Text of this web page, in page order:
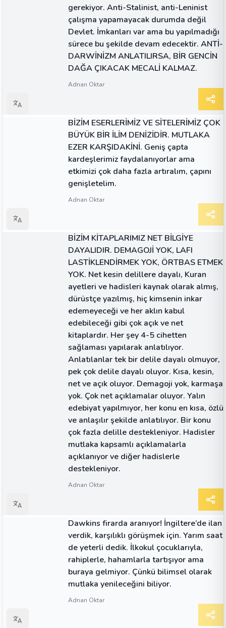
gerekiyor. Anti-Stalinist, anti-Leninist
çalışma yapamayacak durumda değil
Devlet. İmkanları var ama bu yapılmadığı
sürece bu şekilde devam edecektir. ANTİ-
DARWİNİZM ANLATILIRSA, BİR GENCİN
DAĞA ÇIKACAK MECALİ KALMAZ.
Adnan Oktar
BİZİM ESERLERİMİZ VE SİTELERİMİZ ÇOK
BÜYÜK BİR İLİM DENİZİDİR. MUTLAKA
EZER KARŞIDAKİNİ. Geniş çapta
kardeşlerimiz faydalanıyorlar ama
etkimizi çok daha fazla artıralım, çapını
genişletelim.
Adnan Oktar
BİZİM KİTAPLARIMIZ NET BİLGİYE
DAYALIDIR. DEMAGOJİ YOK, LAFI
LASTİKLENDİRMEK YOK, ÖRTBAS ETMEK
YOK. Net kesin delillere dayalı, Kuran
ayetleri ve hadisleri kaynak olarak almış,
dürüstçe yazılmış, hiç kimsenin inkar
edemeyeceği ve her aklın kabul
edebileceği gibi çok açık ve net
kitaplardır. Her şey 4-5 cihetten
sağlaması yapılarak anlatılıyor.
Anlatılanlar tek bir delile dayalı olmuyor,
pek çok delile dayalı oluyor. Kısa, kesin,
net ve açık oluyor. Demagoji yok, karmaşa
yok. Çok net açıklamalar oluyor. Yalın
edebiyat yapılmıyor, her konu en kısa, özlü
ve anlaşılır şekilde anlatılıyor. Bir konu
çok fazla delille destekleniyor. Hadisler
mutlaka kapsamlı açıklamalarla
açıklanıyor ve diğer hadislerle
destekleniyor.
Adnan Oktar
Dawkins firarda aranıyor! İngiltere’de ilan
verdik, karşılıklı görüşmek için. Yarım saat
de yeterli dedik. İlkokul çocuklarıyla,
rahiplerle, hahamlarla tartışıyor ama
buraya gelmiyor. Çünkü bilimsel olarak
mutlaka yenileceğini biliyor.
Adnan Oktar